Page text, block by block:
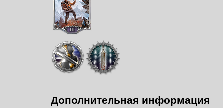
Дополнительная информация